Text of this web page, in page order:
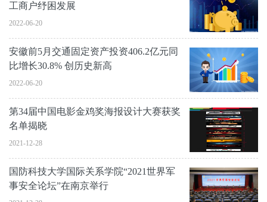
工商户纾困发展
2022-06-20
安徽前5月交通固定资产投资406.2亿元同
比增长30.8% 创历史新高
2022-06-20
第34届中国电影金鸡奖海报设计大赛获奖
名单揭晓
2021-12-28
国防科技大学国际关系学院“2021世界军
事安全论坛”在南京举行